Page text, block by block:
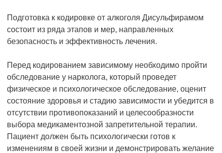
Подготовка к кодировке от алкоголя Дисульфирамом
состоит из ряда этапов и мер, направленных
безопасность и эффективность лечения.
Перед кодированием зависимому необходимо пройти
обследование у нарколога, который проведет
физическое и психологическое обследование, оценит
состояние здоровья и стадию зависимости и убедится в
отсутствии противопоказаний и целесообразности
выбора медикаментозной запретительной терапии.
Пациент должен быть психологически готов к
изменениям в своей жизни и демонстрировать желание